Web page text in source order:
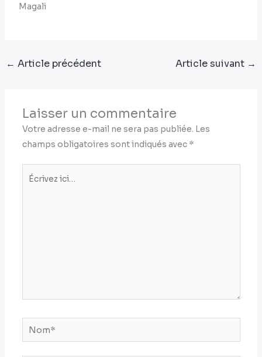
Magali
← Article précédent Article suivant →
Laisser un commentaire
Votre adresse e-mail ne sera pas publiée. Les
champs obligatoires sont indiqués avec *
Écrivez
Nom*